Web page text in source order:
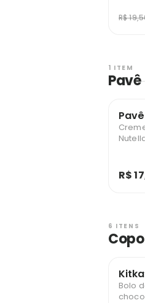
R$
1 ITEM
Pavê
R$
6 ITENS
Bolo